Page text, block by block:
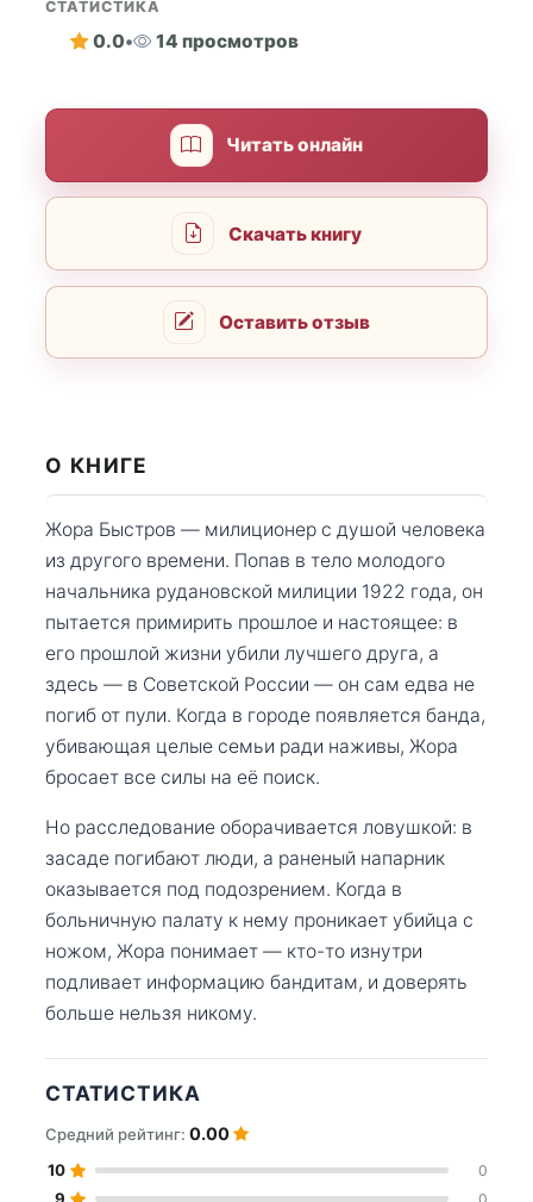
СТАТИСТИКА
0.0• 14 просмотров
Читать онлайн
Скачать книгу
Оставить отзыв
О КНИГЕ
Жора Быстров — милиционер с душой человека
из другого времени. Попав в тело молодого
начальника рудановской милиции 1922 года, он
пытается примирить прошлое и настоящее: в
его прошлой жизни убили лучшего друга, а
здесь — в Советской России — он сам едва не
погиб от пули. Когда в городе появляется банда,
убивающая целые семьи ради наживы, Жора
бросает все силы на её поиск.
Но расследование оборачивается ловушкой: в
засаде погибают люди, а раненый напарник
оказывается под подозрением. Когда в
больничную палату к нему проникает убийца с
ножом, Жора понимает — кто-то изнутри
подливает информацию бандитам, и доверять
больше нельзя никому.
СТАТИСТИКА
Средний рейтинг: 0.00
10 0